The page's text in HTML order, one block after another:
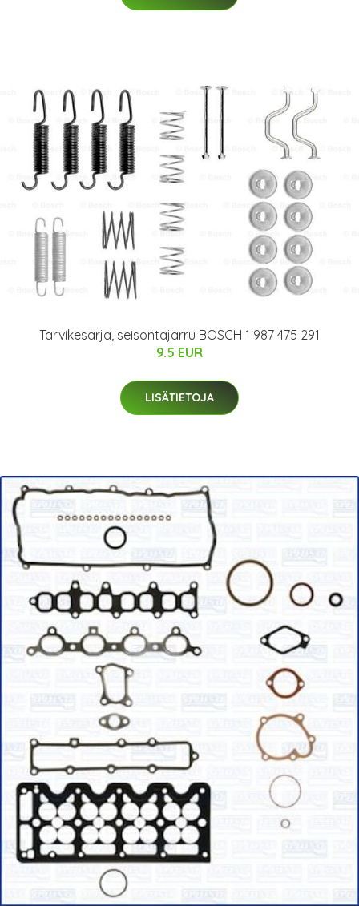
Tarvikesarja, seisontajarru BOSCH 1 987 475 291
9.5 EUR
LISÄTIETOJA